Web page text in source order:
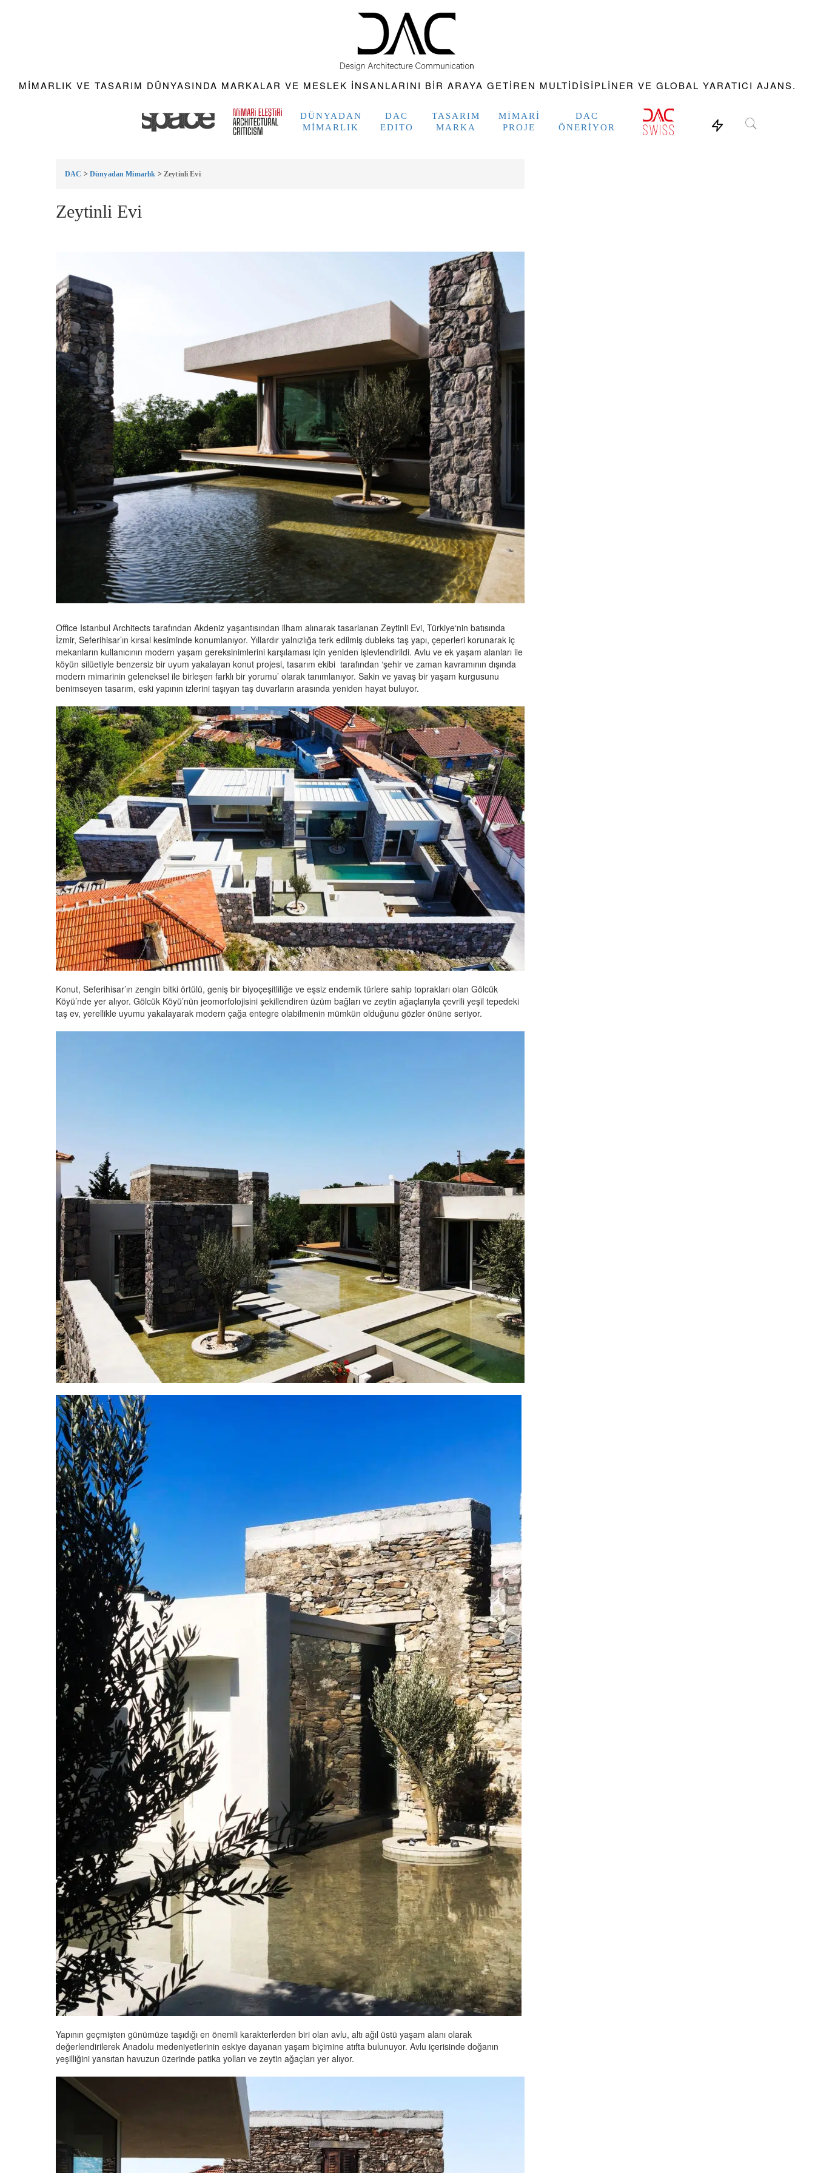
MIMARLIK VE TASARIM DÜNYASINDA MARKALAR VE MESLEK INSANLARINI BIR ARAYA GETIREN MULTIDISIPLINER VE GLOBAL YARATICI AJANS.
DÜNYADAN
MIMARLIK
DAC
EDITO
TASARIM
MARKA
MIMARI
PROJE
DAC
ÖNERIYOR
DAC > Dünyadan Mimarlık > Zeytinli Evi
Zeytinli Evi
Office Istanbul Architects tarafından Akdeniz yaşantısından ilham alınarak tasarlanan Zeytinli Evi, Türkiye‘nin batısında
İzmir, Seferihisar’ın kırsal kesiminde konumlanıyor. Yıllardır yalnızlığa terk edilmiş dubleks taş yapı, çeperleri korunarak iç
mekanların kullanıcının modern yaşam gereksinimlerini karşılaması için yeniden işlevlendirildi. Avlu ve ek yaşam alanları ile
köyün silüetiyle benzersiz bir uyum yakalayan konut projesi, tasarım ekibi tarafından ‘şehir ve zaman kavramının dışında
modern mimarinin geleneksel ile birleşen farklı bir yorumu’ olarak tanımlanıyor. Sakin ve yavaş bir yaşam kurgusunu
benimseyen tasarım, eski yapının izlerini taşıyan taş duvarların arasında yeniden hayat buluyor.
Konut, Seferihisar’ın zengin bitki örtülü, geniş bir biyoçeşitliliğe ve eşsiz endemik türlere sahip toprakları olan Gölcük
Köyü’nde yer alıyor. Gölcük Köyü’nün jeomorfolojisini şekillendiren üzüm bağları ve zeytin ağaçlarıyla çevrili yeşil tepedeki
taş ev, yerellikle uyumu yakalayarak modern çağa entegre olabilmenin mümkün olduğunu gözler önüne seriyor.
Yapının geçmişten günümüze taşıdığı en önemli karakterlerden biri olan avlu, altı ağıl üstü yaşam alanı olarak
değerlendirilerek Anadolu medeniyetlerinin eskiye dayanan yaşam biçimine atıfta bulunuyor. Avlu içerisinde doğanın
yeşilliğini yansıtan havuzun üzerinde patika yolları ve zeytin ağaçları yer alıyor.